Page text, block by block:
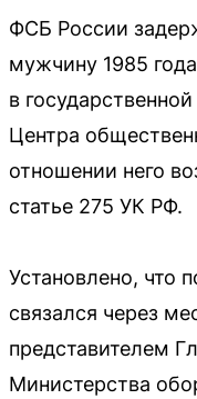
ФСБ России
мужчину 1985
в
Центра
отношении него
статье 275 УК РФ.
Установлено, что
связался через
представителем
Министерства